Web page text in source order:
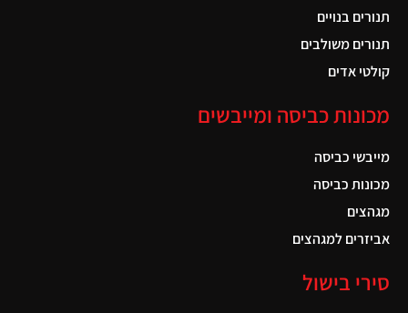
תנורים בנויים
תנורים משולבים
קולטי אדים
מכונות כביסה ומייבשים
מייבשי כביסה
מכונות כביסה
מגהצים
אביזרים למגהצים
סירי בישול